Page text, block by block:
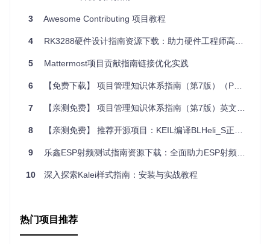
者轻松接入各种传感器数据并展示于自定义仪表板上。最佳实
实现数据可视化模板，以便用户快速创建新视图。
致性。
模块化开发：保持代码高度模块化，便于维护和重用。
成员理解。
理高效。
典型生态项目
他流行技术的整合，比如：
Phoebus-Plugins
3 Awesome Contributing 项目教程
4 RK3288硬件设计指南资源下载：助力硬件工程师高效设计
5 Mattermost项目贡献指南链接优化实践
6 【免费下载】 项目管理知识体系指南（第7版）（PMBOK指南）英文资源下载
7 【亲测免费】 项目管理知识体系指南（第7版）英文资源下载：项目管理者的必备宝典
8 【亲测免费】 推荐开源项目：KEIL编译BLHeli_S正确方式指南
9 乐鑫ESP射频测试指南资源下载：全面助力ESP射频测试与认证
10 深入探索Kalei样式指南：安装与实战教程
热门项目推荐